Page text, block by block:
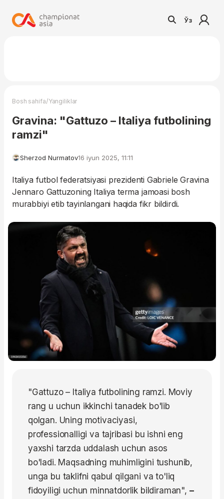
Ўз
Bosh sahifa/Yangiliklar
Gravina: "Gattuzo – Italiya futbolining
ramzi"
Sherzod Nurmatov16 iyun 2025, 11:11
Italiya futbol federatsiyasi prezidenti Gabriele Gravina
Jennaro Gattuzoning Italiya terma jamoasi bosh
murabbiyi etib tayinlangani haqida fikr bildirdi.
"Gattuzo – Italiya futbolining ramzi. Moviy
rang u uchun ikkinchi tanadek bo'lib
qolgan. Uning motivaciyasi,
professionalligi va tajribasi bu ishni eng
yaxshi tarzda uddalash uchun asos
bo'ladi. Maqsadning muhimligini tushunib,
unga bu taklifni qabul qilgani va to'liq
fidoyiligi uchun minnatdorlik bildiraman", –